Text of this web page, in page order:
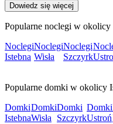
Dowiedz się więcej
Popularne noclegi w okolicy
Noclegi
Istebna
Noclegi
Wisła
Noclegi
Szczyrk
Popularne domki w okolicy
Domki
Istebna
Domki
Wisła
Domki
Szczyrk
Domki
Ustroń